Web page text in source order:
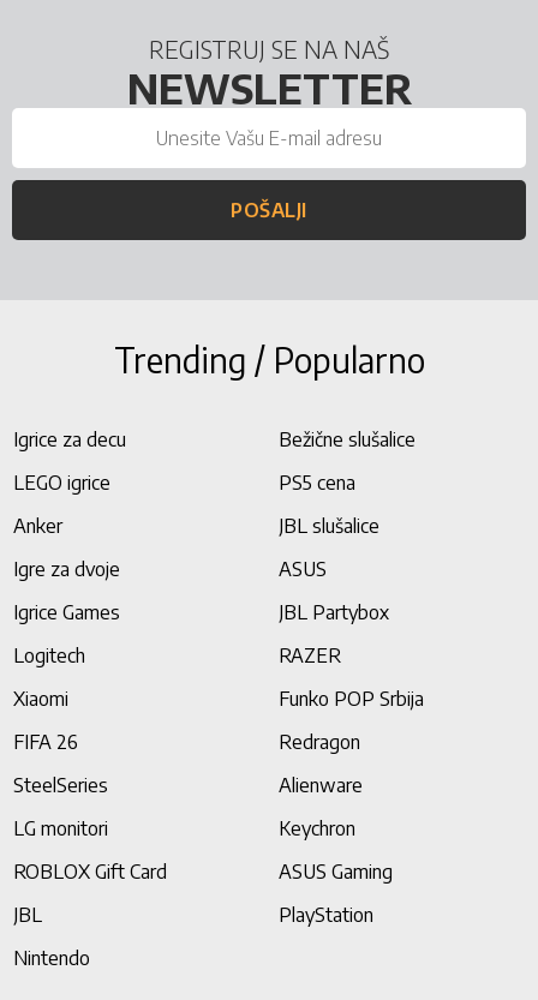
REGISTRUJ SE NA NAŠ
NEWSLETTER
POŠALJI
Trending / Popularno
Igrice za decu
Bežične slušalice
LEGO igrice
PS5 cena
Anker
JBL slušalice
Igre za dvoje
ASUS
Igrice Games
JBL Partybox
Logitech
RAZER
Xiaomi
Funko POP Srbija
FIFA 26
Redragon
SteelSeries
Alienware
LG monitori
Keychron
ROBLOX Gift Card
ASUS Gaming
JBL
PlayStation
Nintendo